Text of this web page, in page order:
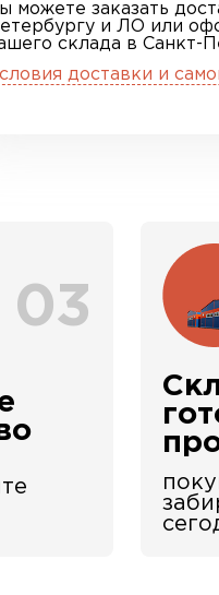
можете заказать
и ЛО или
склада в Санкт-
доставки и
03